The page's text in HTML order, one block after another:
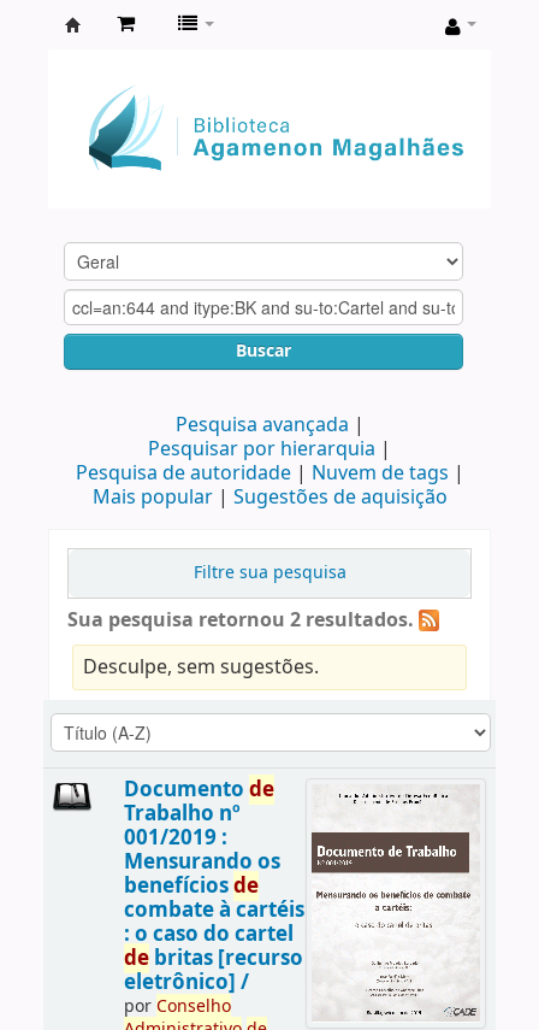
Agamenon
Magalhães
Buscar
Pesquisa avançada
Pesquisar por hierarquia
Pesquisa de autoridade
Nuvem de tags
Mais popular
Sugestões de aquisição
Filtre sua pesquisa
Sua pesquisa retornou 2 resultados.
Desculpe, sem sugestões.
Documento de
Trabalho nº
001/2019 :
Mensurando os
benefíciosde
combate à cartéis
: o caso do cartel
debritas [recurso
eletrônico] /
porConselho